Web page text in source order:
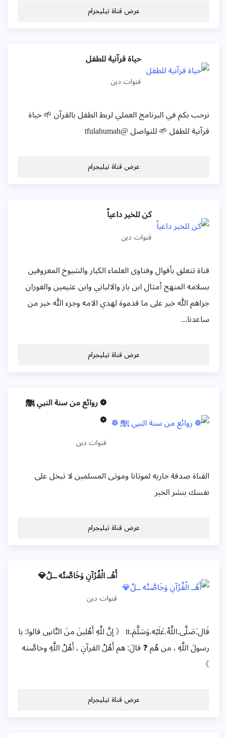
عرض قناة تيليجرام
حياة قرآنية للطفل
قنوات دين
نرحب بكم في البرنامج العملي لربط الطفل بالقرآن 🌱 حياة
قرآنية للطفل 🌱 للتواصل @tfulahumah
عرض قناة تيليجرام
كن للخير داعياً
قنوات دين
قناة تتعلق بأقوال وفتاوى العلماء الكبار والشيوخ المعروفين
بسلامه المنهج أمثال ابن باز والالباني وابن عثيمين والفوزان
جزاهم الله خير على ما قدموة لهذي الامه وجزء الله خير من
ساعدنا...
عرض قناة تيليجرام
❁ روائع من سنة النبي ﷺ
❁
قنوات دين
القناة صدقة جاريه لموتانا وموتى المسلمين لا تبخل على
نفسك بنشر الخير
عرض قناة تيليجرام
أَهْــ الْقُرْآنِ وَخَاصَّتُه ــلُ💎
قنوات دين
قَال.َصَلَّى.اللَّهُ.عَلَيْه.وَسَلَّمَ.tt 《 إنَّ للَّهِ أَهْلينَ منَ النَّاسِ قالوا: يا
رسولَ اللَّهِ ، من هُم ❓ قالَ: هم أَهْلُ القرآنِ ، أَهْلُ اللَّهِ وخاصَّته
》
عرض قناة تيليجرام